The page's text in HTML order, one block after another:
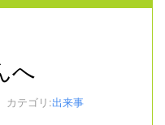
へ
カテゴリ:出来事